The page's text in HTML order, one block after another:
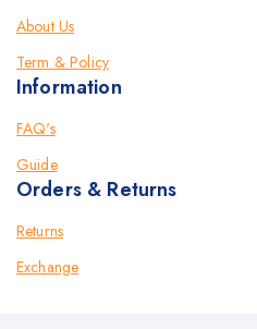
About Us
Term & Policy
Information
FAQ's
Guide
Orders & Returns
Returns
Exchange